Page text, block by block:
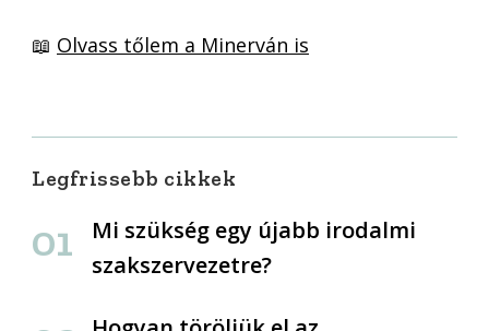
📖 Olvass tőlem a Minerván is
Legfrissebb cikkek
Mi szükség egy újabb irodalmi
szakszervezetre?